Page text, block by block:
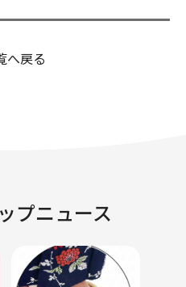
へ戻る
プニュース